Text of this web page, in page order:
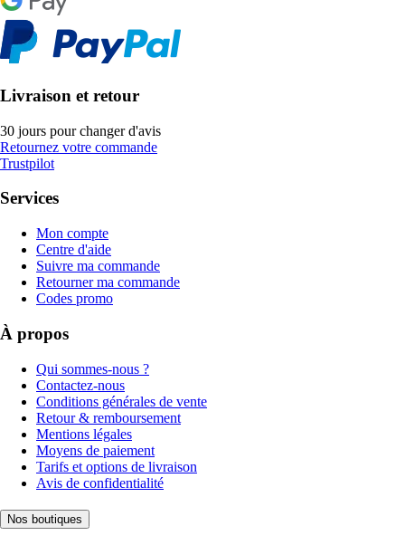
Livraison et retour
30 jours pour changer d'avis
Retournez votre commande
Trustpilot
Services
Mon compte
Centre d'aide
Suivre ma commande
Retourner ma commande
Codes promo
À propos
Qui sommes-nous ?
Contactez-nous
Conditions générales de vente
Retour & remboursement
Mentions légales
Moyens de paiement
Tarifs et options de livraison
Avis de confidentialité
Nos boutiques